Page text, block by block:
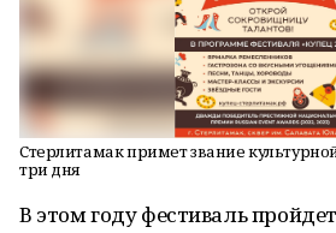
Стерлитамак примет звание
три дня
В этом году фестиваль